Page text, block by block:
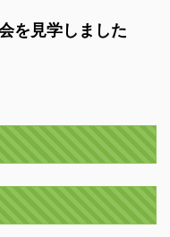
を見学しました